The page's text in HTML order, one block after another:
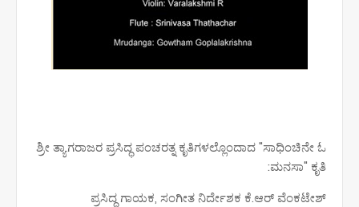
ಶ್ರೀ ತ್ಯಾಗರಾಜರ ಪ್ರಸಿದ್ಧ ಪಂಚರತ್ನ ಕೃತಿಗಳಲ್ಲೊಂದಾದ "ಸಾಧಿಂಚಿನೇ ಓ
ಮನಸಾ" ಕೃತಿ:
ಪ್ರಸಿದ್ಧ ಗಾಯಕ, ಸಂಗೀತ ನಿರ್ದೇಶಕ ಕೆ.ಆರ್ ವೆಂಕಟೇಶ್